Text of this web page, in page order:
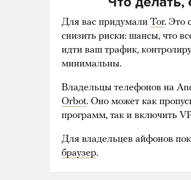
Для вас придумали Tor. Это
снизить риски: шансы, что
идти ваш трафик,
минимальны.
Владельцы телефонов на
Orbot. Оно может как
программ, так и включить
Для владельцев айфонов
браузер.